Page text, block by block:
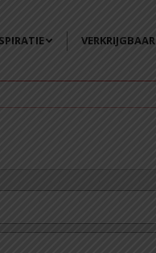
VERKRIJGBAAR